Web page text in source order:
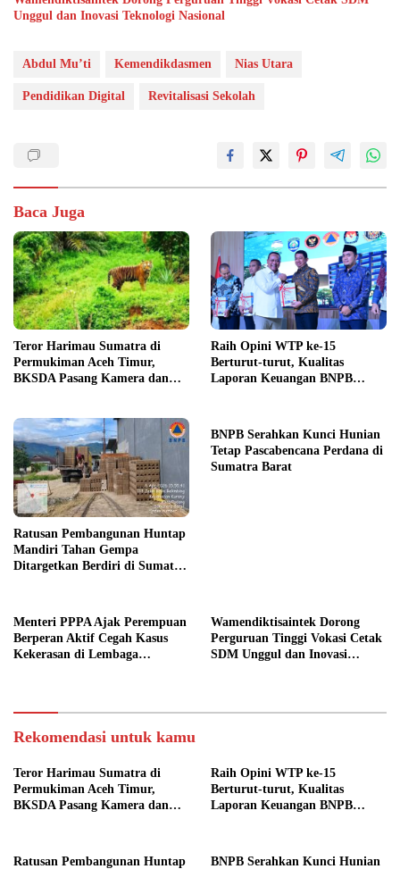
Unggul dan Inovasi Teknologi Nasional
Abdul Mu’ti Kemendikdasmen Nias Utara
Pendidikan Digital Revitalisasi Sekolah
Baca Juga
Teror Harimau Sumatra di
Permukiman Aceh Timur,
BKSDA Pasang Kamera dan
Raih Opini WTP ke-15
Berturut-turut, Kualitas
Laporan Keuangan BNPB
Ratusan Pembangunan Huntap
Mandiri Tahan Gempa
Ditargetkan Berdiri di Sumatra
BNPB Serahkan Kunci Hunian
Tetap Pascabencana Perdana di
Sumatra Barat
Menteri PPPA Ajak Perempuan
Berperan Aktif Cegah Kasus
Kekerasan di Lembaga
Wamendiktisaintek Dorong
Perguruan Tinggi Vokasi Cetak
SDM Unggul dan Inovasi
Rekomendasi untuk kamu
Teror Harimau Sumatra di
Permukiman Aceh Timur,
BKSDA Pasang Kamera dan
Raih Opini WTP ke-15
Berturut-turut, Kualitas
Laporan Keuangan BNPB
Ratusan Pembangunan Huntap
BNPB Serahkan Kunci Hunian